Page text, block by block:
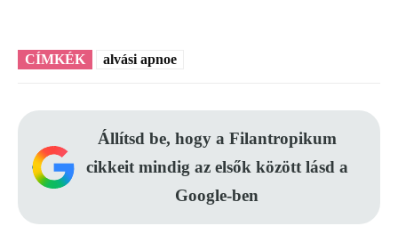
CÍMKÉK alvási apnoe
Állítsd be, hogy a Filantropikum
cikkeit mindig az elsők között lásd a
Google-ben